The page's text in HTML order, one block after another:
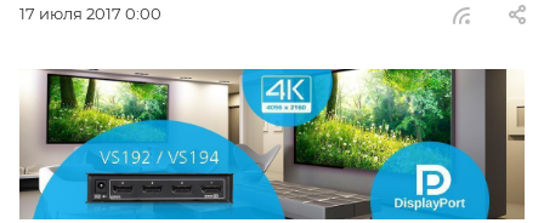
17 июля 2017 0:00